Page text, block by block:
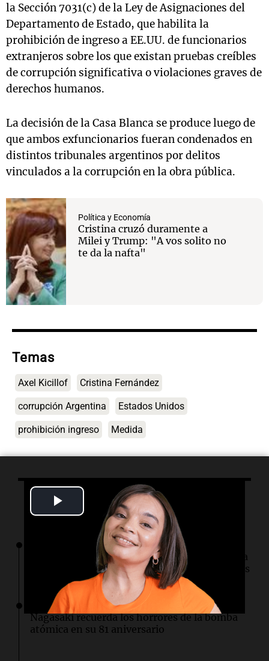
Video
la Sección 7031(c) de la Ley de Asignaciones del
Departamento de Estado, que habilita la
prohibición de ingreso a EE.UU. de funcionarios
extranjeros sobre los que existan pruebas creíbles
de corrupción significativa o violaciones graves de
derechos humanos.
La decisión de la Casa Blanca se produce luego de
que ambos exfuncionarios fueran condenados en
distintos tribunales argentinos por delitos
vinculados a la corrupción en la obra pública.
Política y Economía
Cristina cruzó duramente a
Milei y Trump: "A vos solito no
te da la nafta"
Temas
Axel Kicillof Cristina Fernández
corrupción Argentina Estados Unidos
prohibición ingreso Medida
Lo último
SpaceX optará por plantas de gas natural para
su nueva fábrica de semiconductores en Texas
04:49 Mundo
Nagasaki recuerda los horrores de la bomba
atómica en su 81 aniversario